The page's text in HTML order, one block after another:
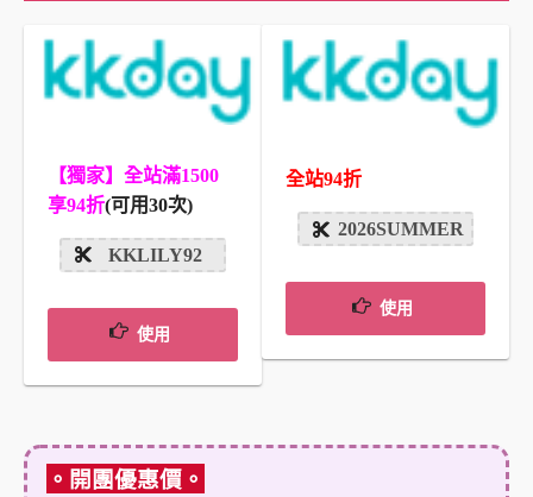
【獨家】全站滿1500
享94折(可用30次)
KKLILY92
使用
全站94折
2026SUMMER
使用
。開團優惠價。